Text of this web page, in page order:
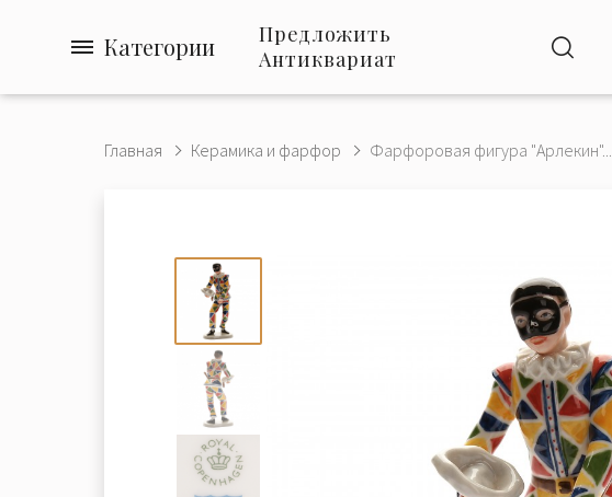
Категории
Предложить
Антиквариат
Главная Керамика и фарфор Фарфоровая фигура "Арлекин"...